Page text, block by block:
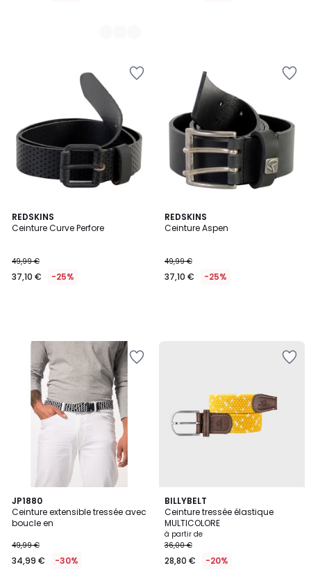
REDSKINS
Ceinture Curve Perfore
49,99 €
37,10 € -25%
REDSKINS
Ceinture Aspen
49,99 €
37,10 € -25%
JP1880
Ceinture extensible tressée avec
boucle en
49,99 €
34,99 € -30%
BILLYBELT
Ceinture tressée élastique
MULTICOLORE
à partir de
36,00 €
28,80 € -20%
2
Couleurs